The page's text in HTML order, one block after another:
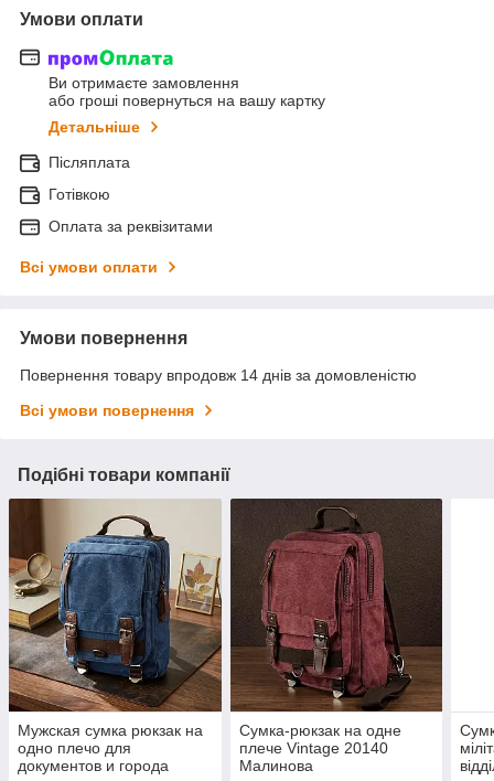
Умови оплати
Ви отримаєте замовлення
або гроші повернуться на вашу картку
Детальніше
Післяплата
Готівкою
Оплата за реквізитами
Всі умови оплати
Умови повернення
Повернення товару впродовж 14 днів за домовленістю
Всі умови повернення
Подібні товари компанії
Мужская сумка рюкзак на
одно плечо для
документов и города
Сумка-рюкзак на одне
плече Vintage 20140
Малинова